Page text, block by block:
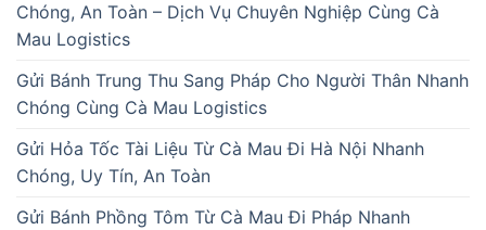
Chóng, An Toàn – Dịch Vụ Chuyên Nghiệp Cùng Cà
Mau Logistics
Gửi Bánh Trung Thu Sang Pháp Cho Người Thân Nhanh
Chóng Cùng Cà Mau Logistics
Gửi Hỏa Tốc Tài Liệu Từ Cà Mau Đi Hà Nội Nhanh
Chóng, Uy Tín, An Toàn
Gửi Bánh Phồng Tôm Từ Cà Mau Đi Pháp Nhanh